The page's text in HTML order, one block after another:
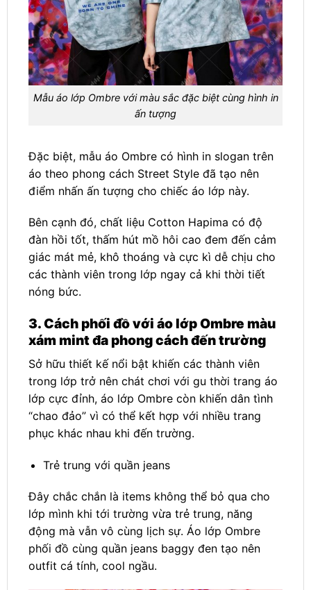
Mẫu áo lớp Ombre với màu sắc đặc biệt cùng hình in
ấn tượng
Đặc biệt, mẫu áo Ombre có hình in slogan trên
áo theo phong cách Street Style đã tạo nên
điểm nhấn ấn tượng cho chiếc áo lớp này.
Bên cạnh đó, chất liệu Cotton Hapima có độ
đàn hồi tốt, thấm hút mồ hôi cao đem đến cảm
giác mát mẻ, khô thoáng và cực kì dễ chịu cho
các thành viên trong lớp ngay cả khi thời tiết
nóng bức.
3. Cách phối đồ với áo lớp Ombre màu
xám mint đa phong cách đến trường
Sở hữu thiết kế nổi bật khiến các thành viên
trong lớp trở nên chát chơi với gu thời trang áo
lớp cực đỉnh, áo lớp Ombre còn khiến dân tình
“chao đảo” vì có thể kết hợp với nhiều trang
phục khác nhau khi đến trường.
Trẻ trung với quần jeans
Đây chắc chắn là items không thể bỏ qua cho
lớp mình khi tới trường vừa trẻ trung, năng
động mà vẫn vô cùng lịch sự. Áo lớp Ombre
phối đồ cùng quần jeans baggy đen tạo nên
outfit cá tính, cool ngầu.